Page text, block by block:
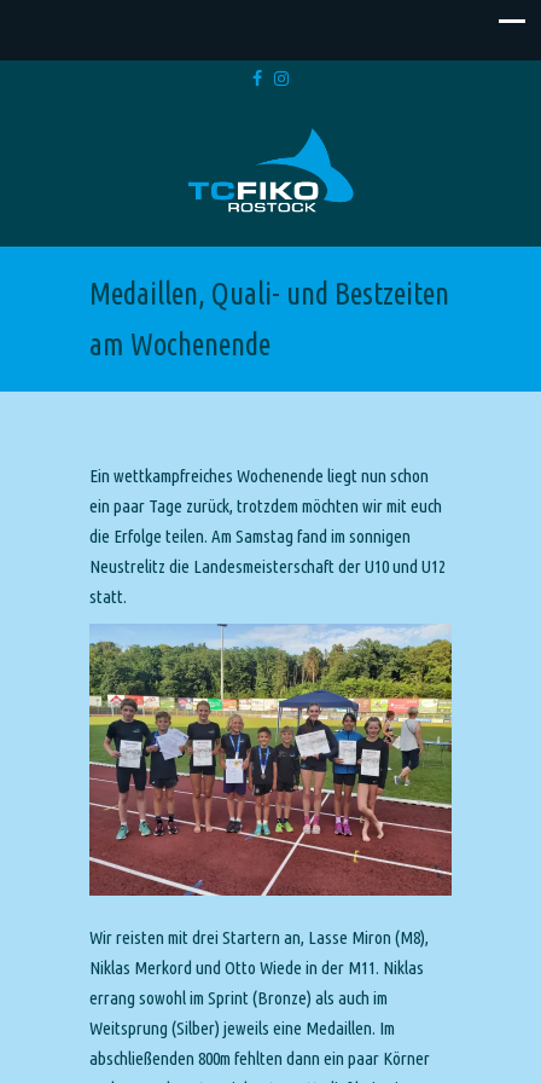
Medaillen, Quali- und Bestzeiten
am Wochenende
Ein wettkampfreiches Wochenende liegt nun schon
ein paar Tage zurück, trotzdem möchten wir mit euch
die Erfolge teilen. Am Samstag fand im sonnigen
Neustrelitz die Landesmeisterschaft der U10 und U12
statt.
Wir reisten mit drei Startern an, Lasse Miron (M8),
Niklas Merkord und Otto Wiede in der M11. Niklas
errang sowohl im Sprint (Bronze) als auch im
Weitsprung (Silber) jeweils eine Medaillen. Im
abschließenden 800m fehlten dann ein paar Körner